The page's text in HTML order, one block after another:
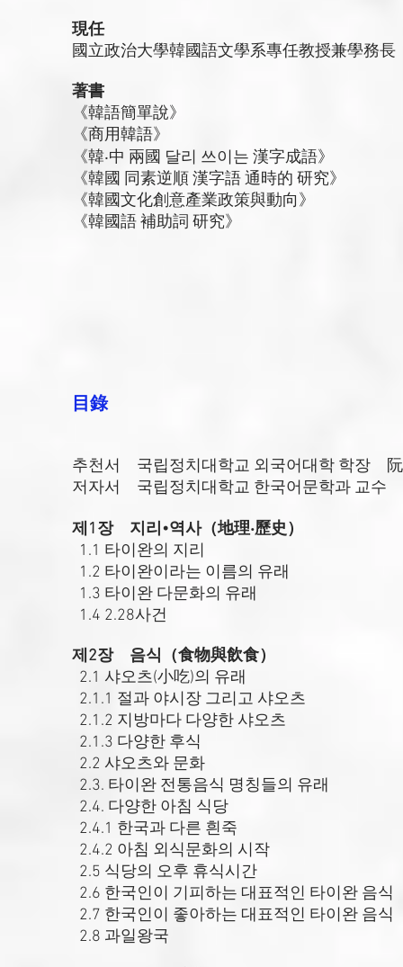
現任
國立政治大學韓國語文學系專任教授兼學務長
著書
《韓語簡單說》
《商用韓語》
《韓‧中 兩國 달리 쓰이는 漢字成語》
《韓國 同素逆順 漢字語 通時的 研究》
《韓國文化創意產業政策與動向》
《韓國語 補助詞 研究》
目錄
추천서 국립정치대학교 외국어대학 학장
저자서 국립정치대학교 한국어문학과 교수
제1장 지리•역사（地理‧歷史）
1.1 타이완의 지리
1.2 타이완이라는 이름의 유래
1.3 타이완 다문화의 유래
1.4 2.28사건
제2장 음식（食物與飲食）
2.1 샤오츠(小吃)의 유래
2.1.1 절과 야시장 그리고 샤오츠
2.1.2 지방마다 다양한 샤오츠
2.1.3 다양한 후식
2.2 샤오츠와 문화
2.3. 타이완 전통음식 명칭들의 유래
2.4. 다양한 아침 식당
2.4.1 한국과 다른 흰죽
2.4.2 아침 외식문화의 시작
2.5 식당의 오후 휴식시간
2.6 한국인이 기피하는 대표적인 타이완 음식
2.7 한국인이 좋아하는 대표적인 타이완 음식
2.8 과일왕국